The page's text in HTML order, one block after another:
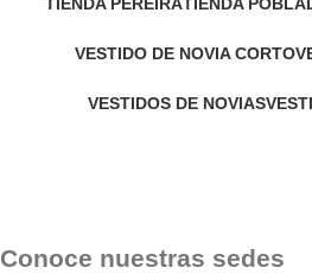
VESTIDO DE NOVIA CORTO
VESTIDOS DE NOVIAS
Conoce nuestras sedes